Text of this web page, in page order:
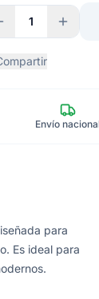
1
Envío
para
Es ideal para